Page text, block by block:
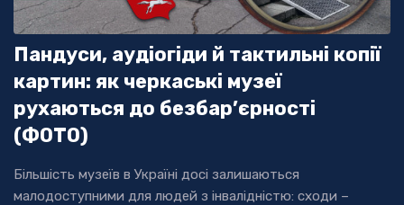
Пандуси, аудіогіди й тактильні копії
картин: як черкаські музеї
рухаються до безбар’єрності
(ФОТО)
Більшість музеїв в Україні досі залишаються
малодоступними для людей з інвалідністю: сходи –